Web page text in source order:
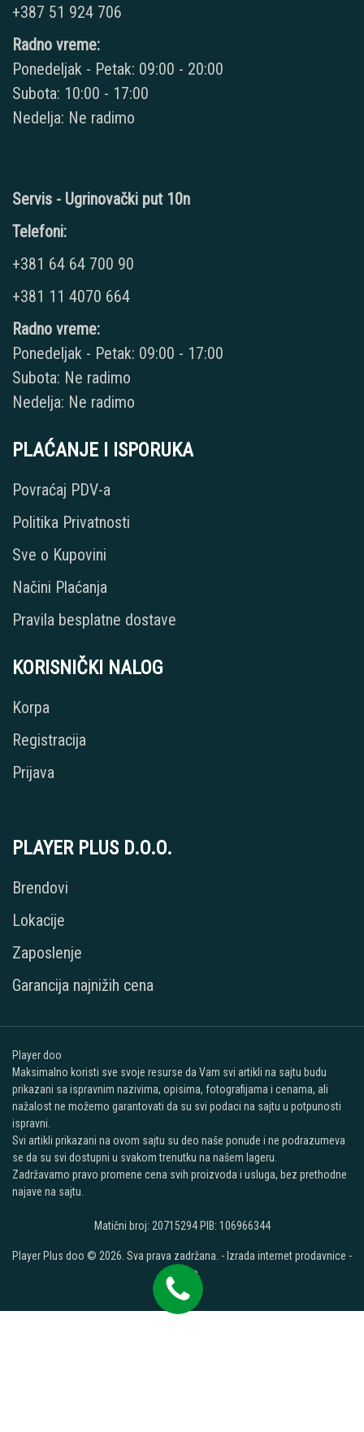
+387 51 924 706
Radno vreme:
Ponedeljak - Petak: 09:00 - 20:00
Subota: 10:00 - 17:00
Nedelja: Ne radimo
Servis - Ugrinovački put 10n
Telefoni:
+381 64 64 700 90
+381 11 4070 664
Radno vreme:
Ponedeljak - Petak: 09:00 - 17:00
Subota: Ne radimo
Nedelja: Ne radimo
PLAĆANJE I ISPORUKA
Povraćaj PDV-a
Politika Privatnosti
Sve o Kupovini
Načini Plaćanja
Pravila besplatne dostave
KORISNIČKI NALOG
Korpa
Registracija
Prijava
PLAYER PLUS D.O.O.
Brendovi
Lokacije
Zaposlenje
Garancija najnižih cena
Player doo
Maksimalno koristi sve svoje resurse da Vam svi artikli na sajtu budu
prikazani sa ispravnim nazivima, opisima, fotografijama i cenama, ali
nažalost ne možemo garantovati da su svi podaci na sajtu u potpunosti
ispravni.
Svi artikli prikazani na ovom sajtu su deo naše ponude i ne podrazumeva
se da su svi dostupni u svakom trenutku na našem lageru.
Zadržavamo pravo promene cena svih proizvoda i usluga, bez prethodne
najave na sajtu.
Matični broj: 20715294 PIB: 106966344
Player Plus doo © 2026. Sva prava zadržana. - Izrada internet prodavnice -
Selltico.